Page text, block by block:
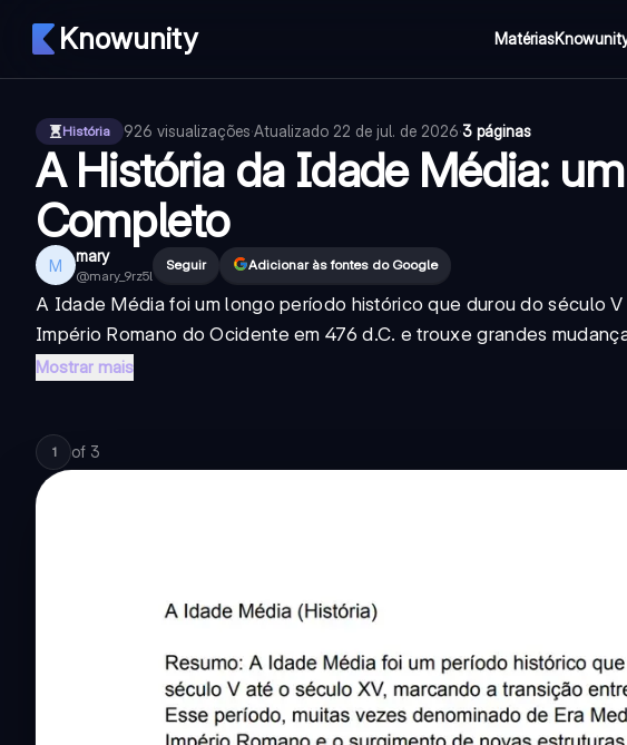
Knowunity Matérias
História 926 visualizações·Atualizado 22 de jul. de 2026·3 páginas
A História da Idade Média:
Completo
M mary
@mary_9rz5l
Seguir Adicionar às fontes do Google
A Idade Média foi um longo período histórico que durou do século
Império Romano do Ocidente em 476 d.C. e trouxe grandes
Mostrar mais
1 of 3